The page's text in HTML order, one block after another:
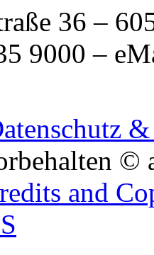
36 –
9000 –
©
and